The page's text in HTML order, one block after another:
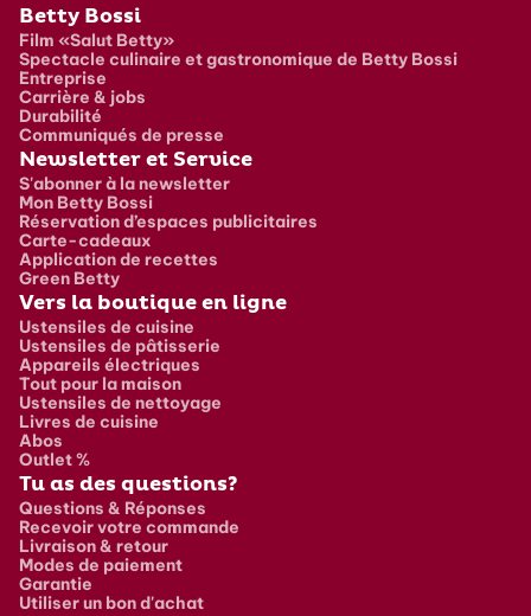
Pied de page
Betty Bossi
Film «Salut Betty»
Spectacle culinaire et gastronomique de Betty Bossi
Entreprise
Carrière & jobs
Durabilité
Communiqués de presse
Newsletter et Service
S'abonner à la newsletter
Mon Betty Bossi
Réservation d’espaces publicitaires
Carte-cadeaux
Application de recettes
Green Betty
Vers la boutique en ligne
Ustensiles de cuisine
Ustensiles de pâtisserie
Appareils électriques
Tout pour la maison
Ustensiles de nettoyage
Livres de cuisine
Abos
Outlet %
Tu as des questions?
Questions & Réponses
Recevoir votre commande
Livraison & retour
Modes de paiement
Garantie
Utiliser un bon d'achat